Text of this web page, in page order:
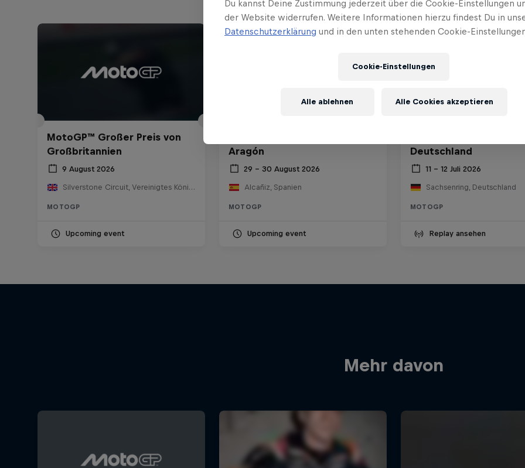
MotoGP™ Großer Preis von
Großbritannien
9 August 2026
Silverstone Circuit, Vereinigtes Königreich
MOTOGP
Upcoming event
Aragón
29 – 30 August 2026
Alcañiz, Spanien
MOTOGP
Upcoming event
Deutschland
11 – 12 Juli 2026
Sachsenring, Deutschland
MOTOGP
Replay ansehen
Mehr davon
Du kannst Deine Zustimmung jederzeit über die Cookie-Einstellungen
der Website widerrufen. Weitere Informationen hierzu findest Du in
Datenschutzerklärung und in den unten stehenden Cookie-
Cookie-Einstellungen
Alle ablehnen Alle Cookies akzeptieren